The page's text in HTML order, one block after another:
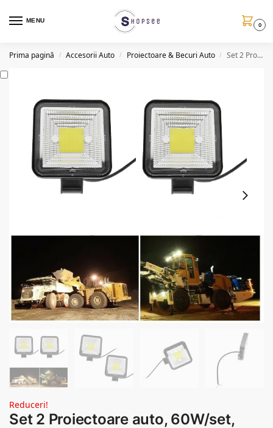
MENU
0
Prima pagină / Accesorii Auto / Proiectoare & Becuri Auto / Set 2 Proiectoare auto, 60W/set, LED COB
Reduceri!
Set 2 Proiectoare auto, 60W/set,